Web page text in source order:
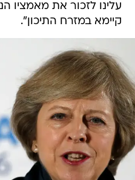
עלינו לזכור את מאמציו
קיימא במזרח התיכון".